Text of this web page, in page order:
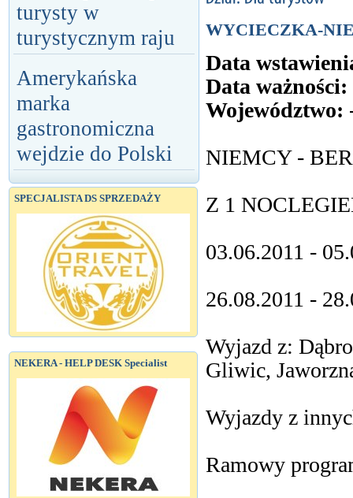
turysty w
turystycznym raju
Amerykańska
marka
gastronomiczna
wejdzie do Polski
SPECJALISTA DS SPRZEDAŻY
NEKERA - HELP DESK Specialist
WYCIECZKA-
Data
Data ważności:
Województwo:
NIEMCY -
Z 1
03.06.2011 -
26.08.2011 -
Wyjazd z:
Gliwic,
Wyjazdy z
Ramowy